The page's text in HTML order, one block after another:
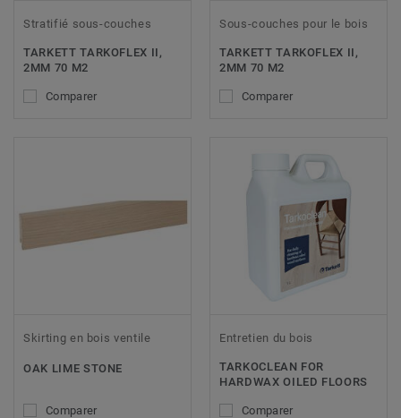
Stratifié sous-couches
TARKETT TARKOFLEX II,
2MM 70 M2
Comparer
Sous-couches pour le bois
TARKETT TARKOFLEX II,
2MM 70 M2
Comparer
Skirting en bois ventile
OAK LIME STONE
Comparer
Entretien du bois
TARKOCLEAN FOR
HARDWAX OILED FLOORS
Comparer